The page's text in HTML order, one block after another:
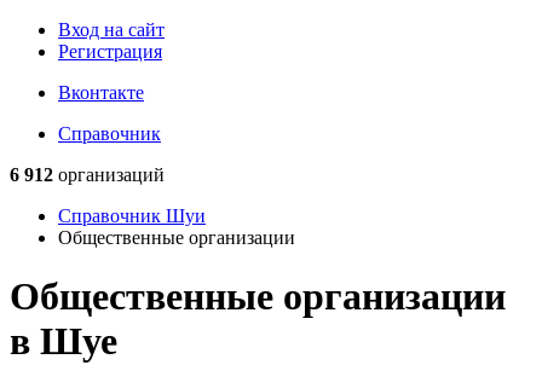
Вход на сайт
Регистрация
Вконтакте
Справочник
6 912 организаций
Справочник Шуи
Общественные организации
Общественные организации
в Шуе